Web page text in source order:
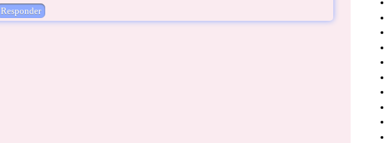
Responder